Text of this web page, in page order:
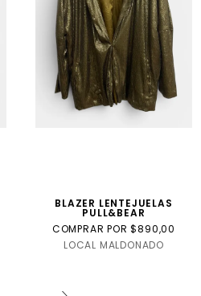
BLAZER LENTEJUELAS
PULL&BEAR
COMPRAR POR $890,00
LOCAL MALDONADO